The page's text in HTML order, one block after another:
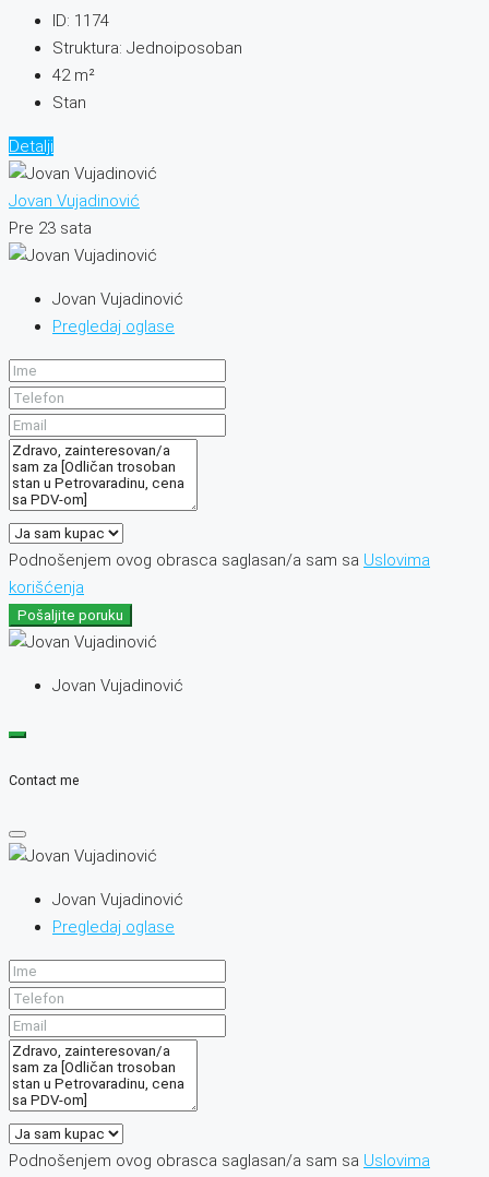
ID: 1174
Struktura: Jednoiposoban
42 m²
Stan
Detalji
Jovan Vujadinović
Pre 23 sata
Jovan Vujadinović
Pregledaj oglase
Podnošenjem ovog obrasca saglasan/a sam sa Uslovima
korišćenja
Pošaljite poruku
Jovan Vujadinović
Contact me
Jovan Vujadinović
Pregledaj oglase
Podnošenjem ovog obrasca saglasan/a sam sa Uslovima